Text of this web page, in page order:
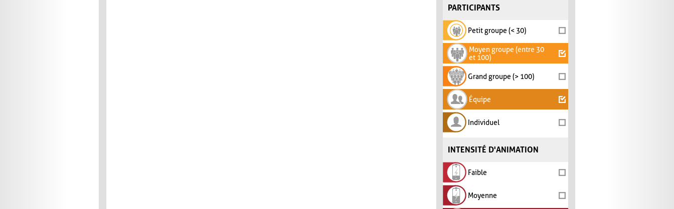
PARTICIPANTS
Petit groupe (< 30)
Moyen groupe (entre 30
et 100)
Grand groupe (> 100)
Équipe
Individuel
INTENSITÉ D'ANIMATION
Faible
Moyenne